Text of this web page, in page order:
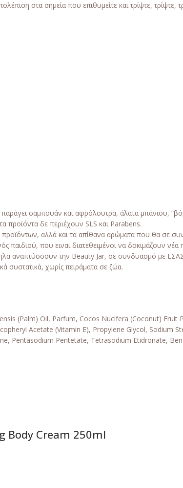
στα σημεία που επιθυμείτε και τρίψτε, τρίψτε,
σαμπουάν και αφρόλουτρα, άλατα μπάνιου,
δε περιέχουν SLS και Parabens.
αλλά και τα απίθανα αρώματα που θα σε
παιδιού, που ειναι διατεθειμένοι να δοκιμάζουν
αναπτύσσουν την Beauty Jar, σε συνδυασμό με
συστατικά, χωρίς πειράματα σε ζώα.
(Palm) Oil, Parfum, Cocos Nucifera (Coconut)
Acetate (Vitamin E), Propylene Glycol, Sodium
Pentasodium Pentetate, Tetrasodium Etidronate,
Body Cream 250ml